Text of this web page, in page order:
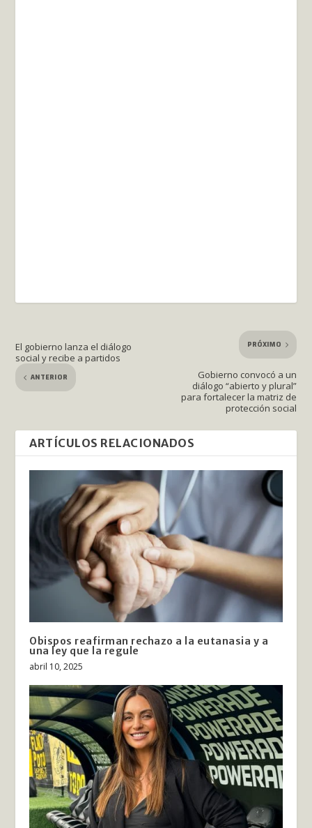
El gobierno lanza el diálogo
social y recibe a partidos
ANTERIOR
PRÓXIMO
Gobierno convocó a un
diálogo “abierto y plural”
para fortalecer la matriz de
protección social
ARTÍCULOS RELACIONADOS
Obispos reafirman rechazo a la eutanasia y a
una ley que la regule
abril 10, 2025